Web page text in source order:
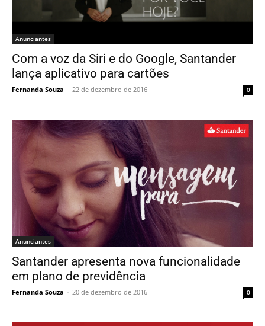
Anunciantes
Com a voz da Siri e do Google, Santander
lança aplicativo para cartões
Fernanda Souza - 22 de dezembro de 2016 0
Anunciantes
Santander apresenta nova funcionalidade
em plano de previdência
Fernanda Souza - 20 de dezembro de 2016 0